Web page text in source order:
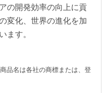
の開発効率の向上に貢
変化、世界の進化を加
ます。
品名は各社の商標または、登